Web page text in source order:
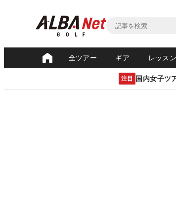
全ツアー ギア レッスン
注目 国内女子ツ